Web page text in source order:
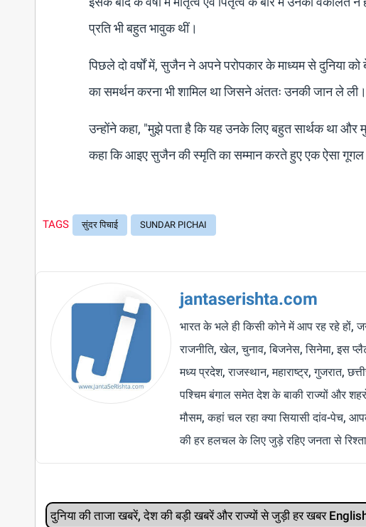
प्रति भी बहुत भावुक थीं।
पिछले दो वर्षों में, सुजैन ने अपने परोपकार के माध्यम से दुनिया
का समर्थन करना भी शामिल था जिसने अंततः उनकी जान ले ली।
उन्होंने कहा, "मुझे पता है कि यह उनके लिए बहुत सार्थक था
कहा कि आइए सुजैन की स्मृति का सम्मान करते हुए एक ऐसा गूगल
TAGS सुंदर पिचाई SUNDAR PICHAI
jantaserishta.com
भारत के भले ही किसी कोने में आप रह रहे हों,
राजनीति, खेल, चुनाव, बिजनेस, सिनेमा, इस
मध्य प्रदेश, राजस्थान, महाराष्ट्र, गुजरात,
पश्चिम बंगाल समेत देश के बाकी राज्यों और
मौसम, कहां चल रहा क्या सियासी दांव-पेच,
की हर हलचल के लिए जुड़े रहिए जनता से
दुनिया की ताजा खबरें, देश की बड़ी खबरें और राज्‍यों से जुड़ी हर खबर